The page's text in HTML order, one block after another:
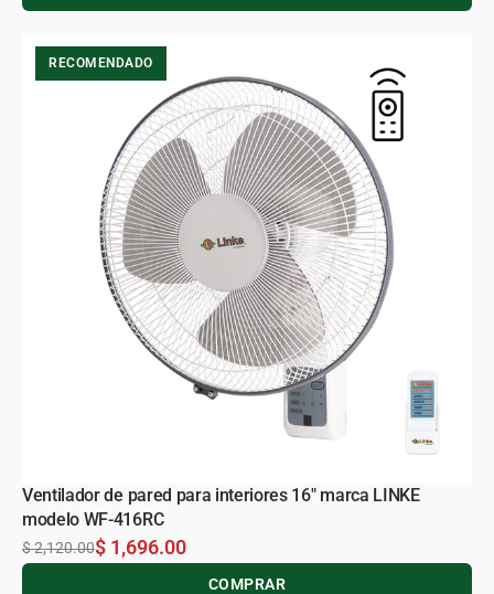
RECOMENDADO
Ventilador de pared para interiores 16" marca LINKE
modelo WF-416RC
$ 2,120.00$ 1,696.00
COMPRAR